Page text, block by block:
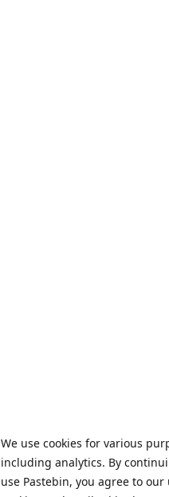
We use cookies for various
including analytics. By
use Pastebin, you agree to our